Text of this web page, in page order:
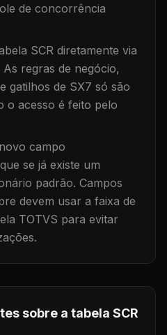
de concorrência
SCR diretamente via
regras de negócio,
gatilhos de SX7 só são
o acesso é feito pelo
campo
se já existe um
padrão. Campos
devem usar a faixa de
TOTVS para evitar
sobre a tabela SCR